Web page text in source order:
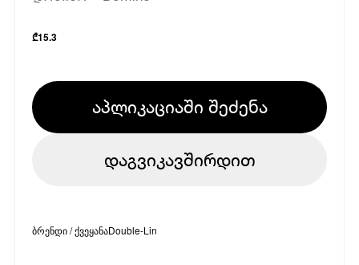
₾15.3
აპლიკაციაში შეძენა
დაგვიკავშირდით
ბრენდი / ქვეყანაDouble-Lin